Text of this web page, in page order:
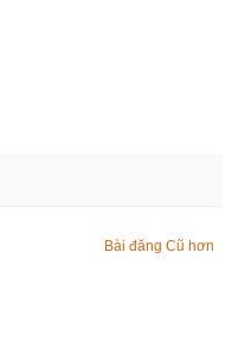
Bài đăng Cũ hơn